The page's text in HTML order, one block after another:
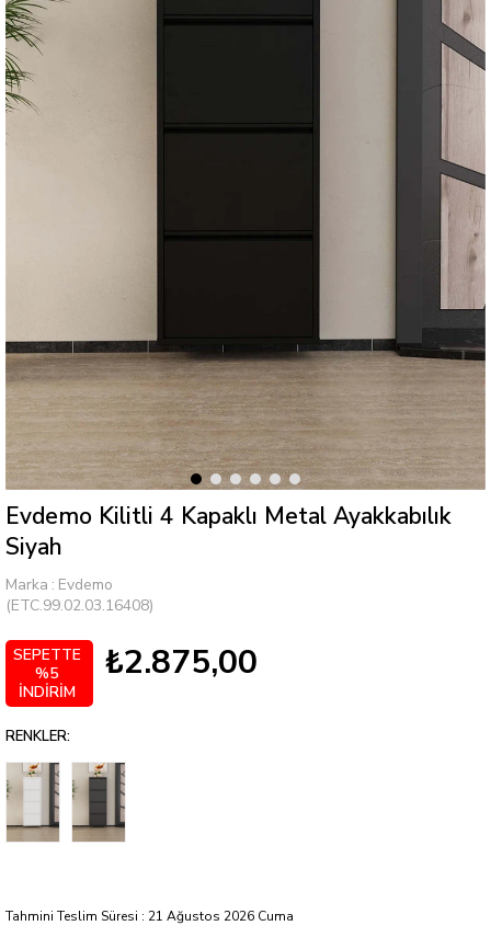
Evdemo Kilitli 4 Kapaklı Metal Ayakkabılık
Siyah
Marka : Evdemo
(ETC.99.02.03.16408)
₺2.875,00
SEPETTE
%5
İNDİRİM
RENKLER:
Tahmini Teslim Süresi : 21 Ağustos 2026 Cuma